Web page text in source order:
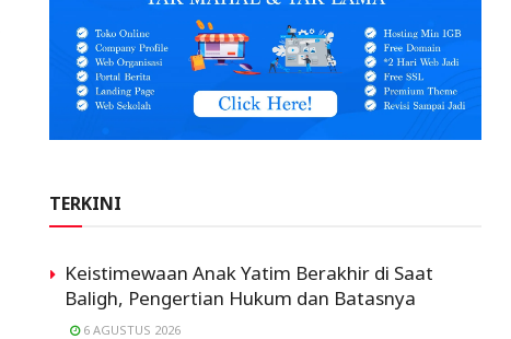
TERKINI
Keistimewaan Anak Yatim Berakhir di Saat
Baligh, Pengertian Hukum dan Batasnya
6 AGUSTUS 2026